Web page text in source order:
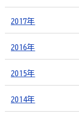
2017年
2016年
2015年
2014年